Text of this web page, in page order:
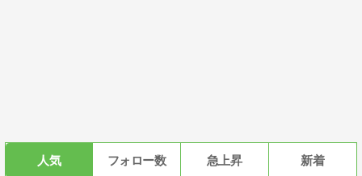
人気 フォロー数 急上昇 新着